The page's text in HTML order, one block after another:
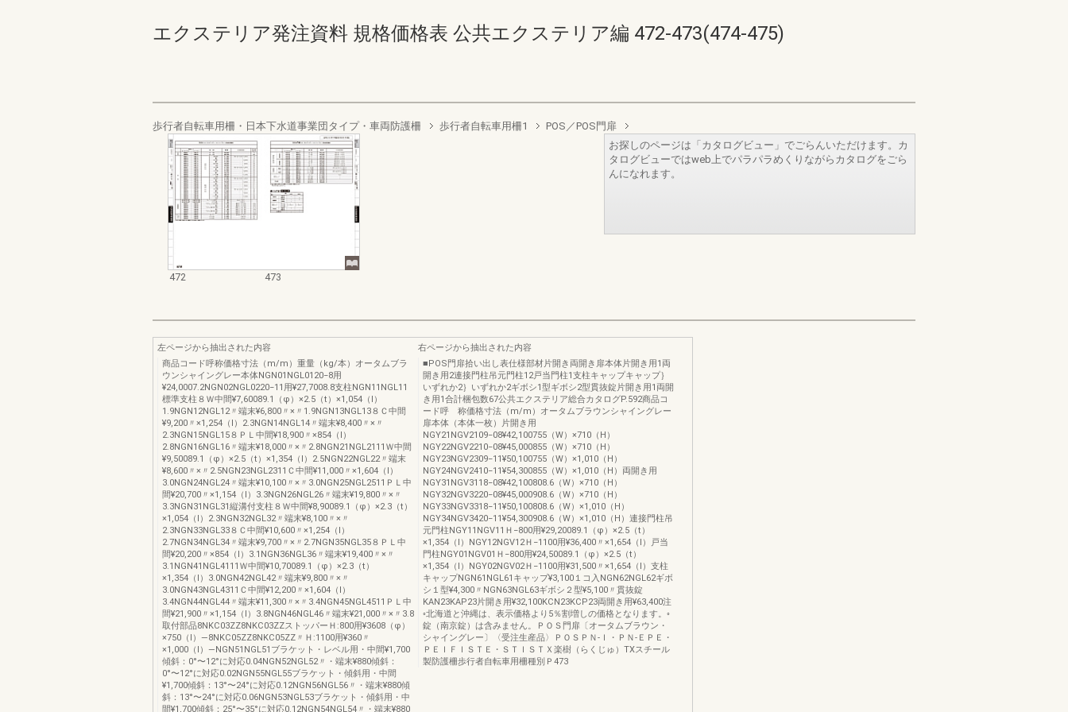
エクステリア発注資料 規格価格表 公共エクステリア編 472-473(474-475)
歩行者自転車用柵・日本下水道事業団タイプ・車両防護柵 歩行者自転車用柵1 POS／POS門扉
472 473
お探しのページは「カタログビュー」でごらんいただけます。カ
タログビューではweb上でパラパラめくりながらカタログをごら
んになれます。
左ページから抽出された内容
商品コード呼称価格寸法（m/m）重量（kg/本）オータムブラ
ウンシャイングレー本体NGN01NGL0120−8用
¥24,0007.2NGN02NGL0220−11用¥27,7008.8支柱NGN11NGL11
標準支柱８Ｗ中間¥7,60089.1（φ）×2.5（t）×1,054（l）
1.9NGN12NGL12〃端末¥6,800〃×〃1.9NGN13NGL13８Ｃ中間
¥9,200〃×1,254（l）2.3NGN14NGL14〃端末¥8,400〃×〃
2.3NGN15NGL15８ＰＬ中間¥18,900〃×854（l）
2.8NGN16NGL16〃端末¥18,000〃×〃2.8NGN21NGL2111Ｗ中間
¥9,50089.1（φ）×2.5（t）×1,354（l）2.5NGN22NGL22〃端末
¥8,600〃×〃2.5NGN23NGL2311Ｃ中間¥11,000〃×1,604（l）
3.0NGN24NGL24〃端末¥10,100〃×〃3.0NGN25NGL2511ＰＬ中
間¥20,700〃×1,154（l）3.3NGN26NGL26〃端末¥19,800〃×〃
3.3NGN31NGL31縦溝付支柱８Ｗ中間¥8,90089.1（φ）×2.3（t）
×1,054（l）2.3NGN32NGL32〃端末¥8,100〃×〃
2.3NGN33NGL33８Ｃ中間¥10,600〃×1,254（l）
2.7NGN34NGL34〃端末¥9,700〃×〃2.7NGN35NGL35８ＰＬ中
間¥20,200〃×854（l）3.1NGN36NGL36〃端末¥19,400〃×〃
3.1NGN41NGL4111Ｗ中間¥10,70089.1（φ）×2.3（t）
×1,354（l）3.0NGN42NGL42〃端末¥9,800〃×〃
3.0NGN43NGL4311Ｃ中間¥12,200〃×1,604（l）
3.4NGN44NGL44〃端末¥11,300〃×〃3.4NGN45NGL4511ＰＬ中
間¥21,900〃×1,154（l）3.8NGN46NGL46〃端末¥21,000〃×〃3.8
取付部品8NKC03ZZ8NKC03ZZストッパーＨ:800用¥3608（φ）
×750（l）—8NKC05ZZ8NKC05ZZ〃Ｈ:1100用¥360〃
×1,000（l）—NGN51NGL51ブラケット・レベル用・中間¥1,700
傾斜：0°〜12°に対応0.04NGN52NGL52〃・端末¥880傾斜：
0°〜12°に対応0.02NGN55NGL55ブラケット・傾斜用・中間
¥1,700傾斜：13°〜24°に対応0.12NGN56NGL56〃・端末¥880傾
斜：13°〜24°に対応0.06NGN53NGL53ブラケット・傾斜用・中
間¥1,700傾斜：25°〜35°に対応0.12NGN54NGL54〃・端末¥880
右ページから抽出された内容
■POS門扉拾い出し表仕様部材片開き両開き扉本体片開き用1両
開き用2連接門柱吊元門柱12戸当門柱1支柱キャップキャップ｝
いずれか2｝いずれか2ギボシ1型ギボシ2型貫抜錠片開き用1両開
き用1合計梱包数67公共エクステリア総合カタログP.592商品コ
ード呼 称価格寸法（m/m）オータムブラウンシャイングレー
扉本体（本体一枚）片開き用
NGY21NGV2109−08¥42,100755（W）×710（H）
NGY22NGV2210−08¥45,000855（W）×710（H）
NGY23NGV2309−11¥50,100755（W）×1,010（H）
NGY24NGV2410−11¥54,300855（W）×1,010（H）両開き用
NGY31NGV3118−08¥42,100808.6（W）×710（H）
NGY32NGV3220−08¥45,000908.6（W）×710（H）
NGY33NGV3318−11¥50,100808.6（W）×1,010（H）
NGY34NGV3420−11¥54,300908.6（W）×1,010（H）連接門柱吊
元門柱NGY11NGV11Ｈ−800用¥29,20089.1（φ）×2.5（t）
×1,354（l）NGY12NGV12Ｈ−1100用¥36,400〃×1,654（l）戸当
門柱NGY01NGV01Ｈ−800用¥24,50089.1（φ）×2.5（t）
×1,354（l）NGY02NGV02Ｈ−1100用¥31,500〃×1,654（l）支柱
キャップNGN61NGL61キャップ¥3,100１コ入NGN62NGL62ギボ
シ１型¥4,300〃NGN63NGL63ギボシ２型¥5,100〃貫抜錠
KAN23KAP23片開き用¥32,100KCN23KCP23両開き用¥63,400注
◦北海道と沖縄は、表示価格より5％割増しの価格となります。◦
錠（南京錠）は含みません。ＰＯＳ門扉〔オータムブラウン・
シャイングレー〕〈受注生産品〉ＰＯＳＰＮ‐Ｉ・ＰＮ‐ＥＰＥ・
ＰＥＩＦＩＳＴＥ・ＳＴＩＳＴＸ楽樹（らくじゅ）TXスチール
製防護柵歩行者自転車用柵種別Ｐ473